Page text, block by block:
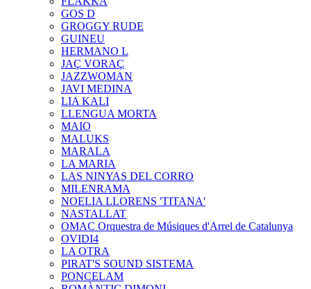
GOS D
GROGGY RUDE
GUINEU
HERMANO L
JAÇ VORAÇ
JAZZWOMAN
JAVI MEDINA
LIA KALI
LLENGUA MORTA
MAIO
MALUKS
MARALA
LA MARIA
LAS NINYAS DEL CORRO
MILENRAMA
NOELIA LLORENS 'TITANA'
NASTALLAT
OMAC Orquestra de Músiques d'Arrel de Catalunya
OVIDI4
LA OTRA
PIRAT'S SOUND SISTEMA
PONCELAM